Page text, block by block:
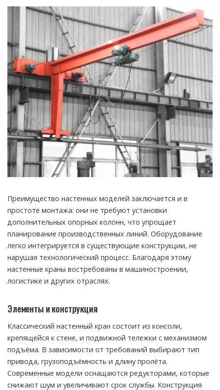
Преимущество настенных моделей заключается и в
простоте монтажа: они не требуют установки
дополнительных опорных колонн, что упрощает
планирование производственных линий. Оборудование
легко интегрируется в существующие конструкции, не
нарушая технологический процесс. Благодаря этому
настенные краны востребованы в машиностроении,
логистике и других отраслях.
Элементы и конструкция
Классический настенный кран состоит из консоли,
крепящейся к стене, и подвижной тележки с механизмом
подъёма. В зависимости от требований выбирают тип
привода, грузоподъёмность и длину пролёта.
Современные модели оснащаются редукторами, которые
снижают шум и увеличивают срок службы. Конструкция